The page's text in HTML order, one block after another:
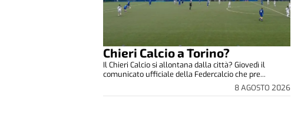
Chieri Calcio a Torino?
8 AGOSTO 2026
Il Chieri Calcio si allontana dalla città? Giovedì il
comunicato ufficiale della Federcalcio che pre...